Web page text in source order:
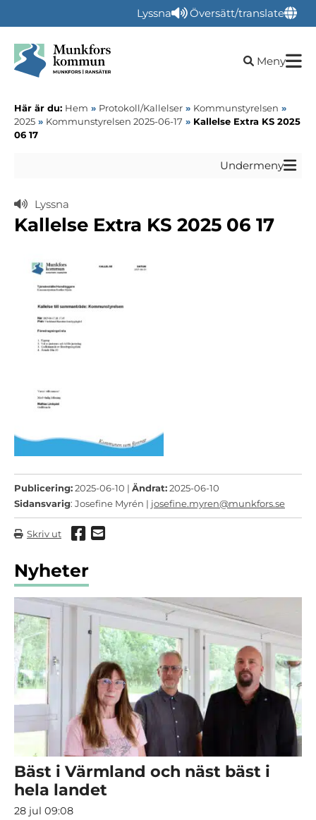
Lyssna Översätt/translate
Öppna
Meny
Här är du: Hem » Protokoll/Kallelser » Kommunstyrelsen »
2025 » Kommunstyrelsen 2025-06-17 » Kallelse Extra KS 2025
06 17
Undermeny
Lyssna
Kallelse Extra KS 2025 06 17
Publicering:2025-06-10 | Ändrat:2025-06-10
Sidansvarig: Josefine Myrén | josefine.myren@munkfors.se
Skriv ut Dela via Facebook
Dela via mail
Nyheter
Bäst i Värmland och näst bäst i
hela landet
28 jul 09:08